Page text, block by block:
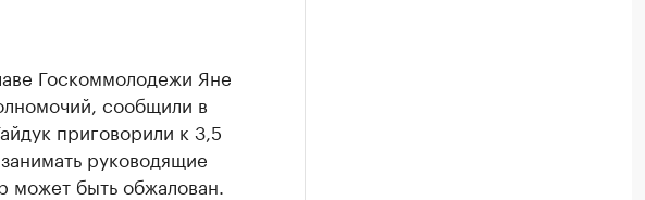
Госкоммолодежи Яне
сообщили в
приговорили к 3,5
руководящие
может быть обжалован.